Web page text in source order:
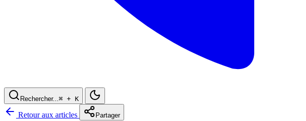
Rechercher... ⌘ + K
Retour aux articles Partager